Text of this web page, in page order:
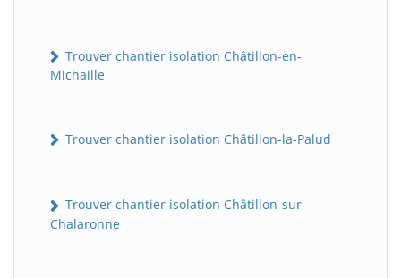
Trouver chantier isolation Châtillon-en-
Michaille
Trouver chantier isolation Châtillon-la-Palud
Trouver chantier isolation Châtillon-sur-
Chalaronne